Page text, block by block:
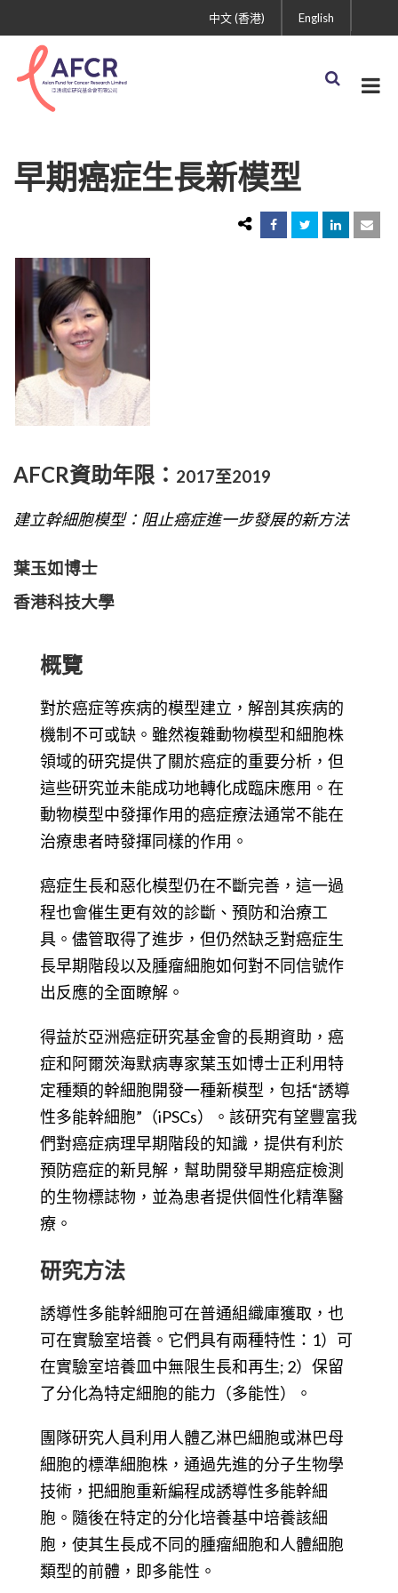
English
中文 (香港)
早期癌症生長新模型
AFCR資助年限： 2017至2019
建立幹細胞模型：阻止癌症進一步發展的新方法
葉玉如博士
香港科技大學
概覽
對於癌症等疾病的模型建立，解剖其疾病的
機制不可或缺。雖然複雜動物模型和細胞株
領域的研究提供了關於癌症的重要分析，但
這些研究並未能成功地轉化成臨床應用。在
動物模型中發揮作用的癌症療法通常不能在
治療患者時發揮同樣的作用。
癌症生長和惡化模型仍在不斷完善，這一過
程也會催生更有效的診斷、預防和治療工
具。儘管取得了進步，但仍然缺乏對癌症生
長早期階段以及腫瘤細胞如何對不同信號作
出反應的全面瞭解。
得益於亞洲癌症研究基金會的長期資助，癌
症和阿爾茨海默病專家葉玉如博士正利用特
定種類的幹細胞開發一種新模型，包括“誘導
性多能幹細胞”（iPSCs）。該研究有望豐富我
們對癌症病理早期階段的知識，提供有利於
預防癌症的新見解，幫助開發早期癌症檢測
的生物標誌物，並為患者提供個性化精準醫
療。
研究方法
誘導性多能幹細胞可在普通組織庫獲取，也
可在實驗室培養。它們具有兩種特性：1）可
在實驗室培養皿中無限生長和再生; 2）保留
了分化為特定細胞的能力（多能性）。
團隊研究人員利用人體乙淋巴細胞或淋巴母
細胞的標準細胞株，通過先進的分子生物學
技術，把細胞重新編程成誘導性多能幹細
胞。隨後在特定的分化培養基中培養該細
胞，使其生長成不同的腫瘤細胞和人體細胞
類型的前體，即多能性。